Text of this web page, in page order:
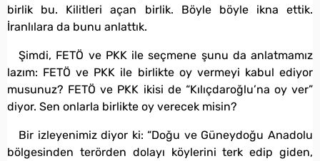
birlik bu. Kilitleri açan birlik. Böyle böyle ikna ettik.
İranlılara da bunu anlattık.
Şimdi, FETÖ ve PKK ile seçmene şunu da anlatmamız
lazım: FETÖ ve PKK ile birlikte oy vermeyi kabul ediyor
musunuz? FETÖ ve PKK ikisi de “Kılıçdaroğlu’na oy ver”
diyor. Sen onlarla birlikte oy verecek misin?
Bir izleyenimiz diyor ki: “Doğu ve Güneydoğu Anadolu
bölgesinden terörden dolayı köylerini terk edip giden,